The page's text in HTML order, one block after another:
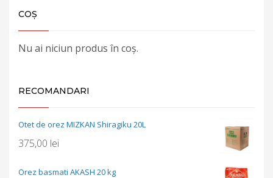
COȘ
Nu ai niciun produs în coș.
RECOMANDARI
Otet de orez MIZKAN Shiragiku 20L
375,00 lei
Orez basmati AKASH 20 kg